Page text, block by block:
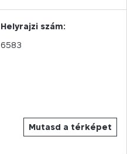
Mutasd a térképet
Helyrajzi szám:
6583